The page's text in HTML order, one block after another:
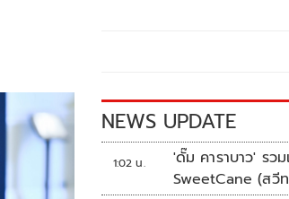
NEWS UPDATE
1:02 น.
'ดั๊ม คาราบาว' รว
SweetCane (สวี